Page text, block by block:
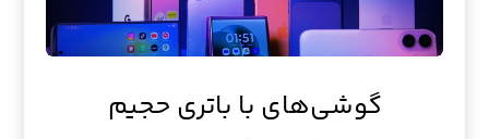
گوشی‌های با باتری حجیم